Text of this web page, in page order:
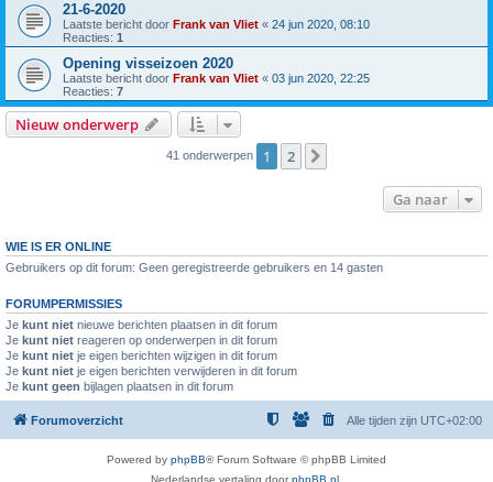
21-6-2020
Laatste bericht door Frank van Vliet « 24 jun 2020, 08:10
Reacties: 1
Opening visseizoen 2020
Laatste bericht door Frank van Vliet « 03 jun 2020, 22:25
Reacties: 7
Nieuw onderwerp
41 onderwerpen 1 2
Ga naar
WIE IS ER ONLINE
Gebruikers op dit forum: Geen geregistreerde gebruikers en 14 gasten
FORUMPERMISSIES
Je kunt niet nieuwe berichten plaatsen in dit forum
Je kunt niet reageren op onderwerpen in dit forum
Je kunt niet je eigen berichten wijzigen in dit forum
Je kunt niet je eigen berichten verwijderen in dit forum
Je kunt geen bijlagen plaatsen in dit forum
Forumoverzicht Alle tijden zijn UTC+02:00
Powered by phpBB® Forum Software © phpBB Limited
Nederlandse vertaling doorphpBB.nl